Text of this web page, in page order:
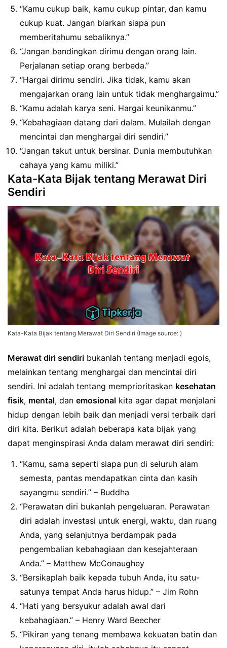
“Kamu cukup baik, kamu cukup pintar, dan kamu
cukup kuat. Jangan biarkan siapa pun
memberitahumu sebaliknya.”
“Jangan bandingkan dirimu dengan orang lain.
Perjalanan setiap orang berbeda.”
“Hargai dirimu sendiri. Jika tidak, kamu akan
mengajarkan orang lain untuk tidak menghargaimu.”
“Kamu adalah karya seni. Hargai keunikanmu.”
“Kebahagiaan datang dari dalam. Mulailah dengan
mencintai dan menghargai diri sendiri.”
“Jangan takut untuk bersinar. Dunia membutuhkan
cahaya yang kamu miliki.”
Kata-Kata Bijak tentang Merawat Diri
Sendiri
Kata-Kata Bijak tentang Merawat Diri Sendiri (Image source: )
Merawat diri sendiri bukanlah tentang menjadi egois,
melainkan tentang menghargai dan mencintai diri
sendiri. Ini adalah tentang memprioritaskan kesehatan
fisik, mental, dan emosional kita agar dapat menjalani
hidup dengan lebih baik dan menjadi versi terbaik dari
diri kita. Berikut adalah beberapa kata bijak yang
dapat menginspirasi Anda dalam merawat diri sendiri:
“Kamu, sama seperti siapa pun di seluruh alam
semesta, pantas mendapatkan cinta dan kasih
sayangmu sendiri.” – Buddha
“Perawatan diri bukanlah pengeluaran. Perawatan
diri adalah investasi untuk energi, waktu, dan ruang
Anda, yang selanjutnya berdampak pada
pengembalian kebahagiaan dan kesejahteraan
Anda.” – Matthew McConaughey
“Bersikaplah baik kepada tubuh Anda, itu satu-
satunya tempat Anda harus hidup.” – Jim Rohn
“Hati yang bersyukur adalah awal dari
kebahagiaan.” – Henry Ward Beecher
“Pikiran yang tenang membawa kekuatan batin dan